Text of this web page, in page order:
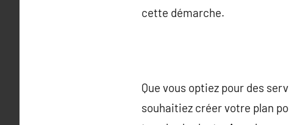
cette démarche.
Que vous optiez pour des
souhaitiez créer votre plan